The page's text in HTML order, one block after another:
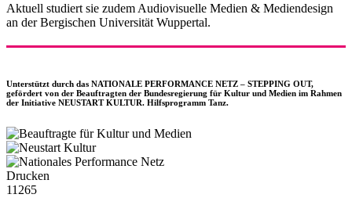
Aktuell studiert sie zudem Audiovisuelle Medien & Mediendesign
an der Bergischen Universität Wuppertal.
Unterstützt durch das NATIONALE PERFORMANCE NETZ – STEPPING OUT,
gefördert von der Beauftragten der Bundesregierung für Kultur und Medien im Rahmen
der Initiative NEUSTART KULTUR. Hilfsprogramm Tanz.
Drucken
11265